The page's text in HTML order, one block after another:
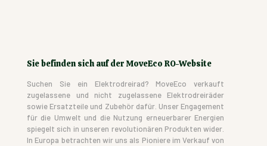
Sie befinden sich auf der MoveEco RO-Website
Suchen Sie ein Elektrodreirad? MoveEco verkauft
zugelassene und nicht zugelassene Elektrodreiräder
sowie Ersatzteile und Zubehör dafür. Unser Engagement
für die Umwelt und die Nutzung erneuerbarer Energien
spiegelt sich in unseren revolutionären Produkten wider.
In Europa betrachten wir uns als Pioniere im Verkauf von